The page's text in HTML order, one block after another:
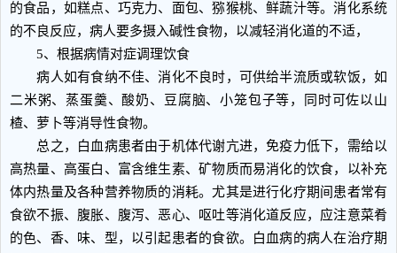
的食品，如糕点、巧克力、面包、猕猴桃、鲜蔬汁等。消化系统
的不良反应，病人要多摄入碱性食物，以减轻消化道的不适，
5、根据病情对症调理饮食
病人如有食纳不佳、消化不良时，可供给半流质或软饭，如
二米粥、蒸蛋羹、酸奶、豆腐脑、小笼包子等，同时可佐以山
楂、萝卜等消导性食物。
总之，白血病患者由于机体代谢亢进，免疫力低下，需给以
高热量、高蛋白、富含维生素、矿物质而易消化的饮食，以补充
体内热量及各种营养物质的消耗。尤其是进行化疗期间患者常有
食欲不振、腹胀、腹泻、恶心、呕吐等消化道反应，应注意菜肴
的色、香、味、型，以引起患者的食欲。白血病的病人在治疗期